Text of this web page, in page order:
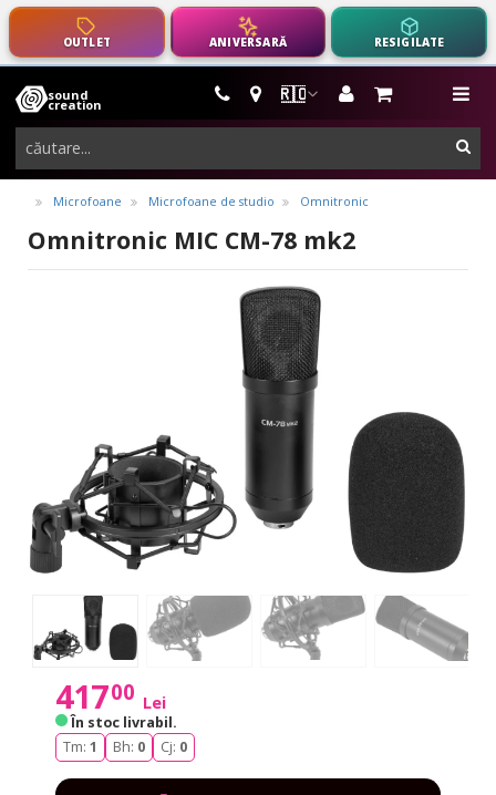
OUTLET ANIVERSARĂ RESIGILATE
🇷🇴
sound
creation
instrumente
muzicale,
echipamente
pro-
audio
Microfoane Microfoane de studio Omnitronic
Omnitronic MIC CM-78 mk2
41700 Lei
În stoc livrabil.
Tm: 1 Bh: 0 Cj: 0